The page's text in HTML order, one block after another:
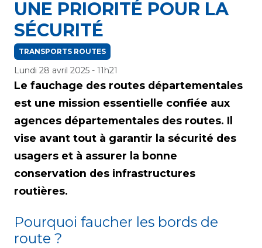
UNE PRIORITÉ POUR LA
SÉCURITÉ
TRANSPORTS ROUTES
Lundi 28 avril 2025 - 11h21
Le fauchage des routes départementales
est une mission essentielle confiée aux
agences départementales des routes. Il
vise avant tout à garantir la sécurité des
usagers et à assurer la bonne
conservation des infrastructures
routières.
Pourquoi faucher les bords de
route ?